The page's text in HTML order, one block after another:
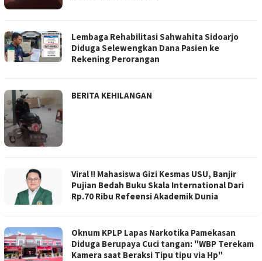
Lembaga Rehabilitasi Sahwahita Sidoarjo
Diduga Selewengkan Dana Pasien ke
Rekening Perorangan
BERITA KEHILANGAN
Viral !! Mahasiswa Gizi Kesmas USU, Banjir
Pujian Bedah Buku Skala International Dari
Rp.70 Ribu Refeensi Akademik Dunia
Oknum KPLP Lapas Narkotika Pamekasan
Diduga Berupaya Cuci tangan: "WBP Terekam
Kamera saat Beraksi Tipu tipu via Hp"